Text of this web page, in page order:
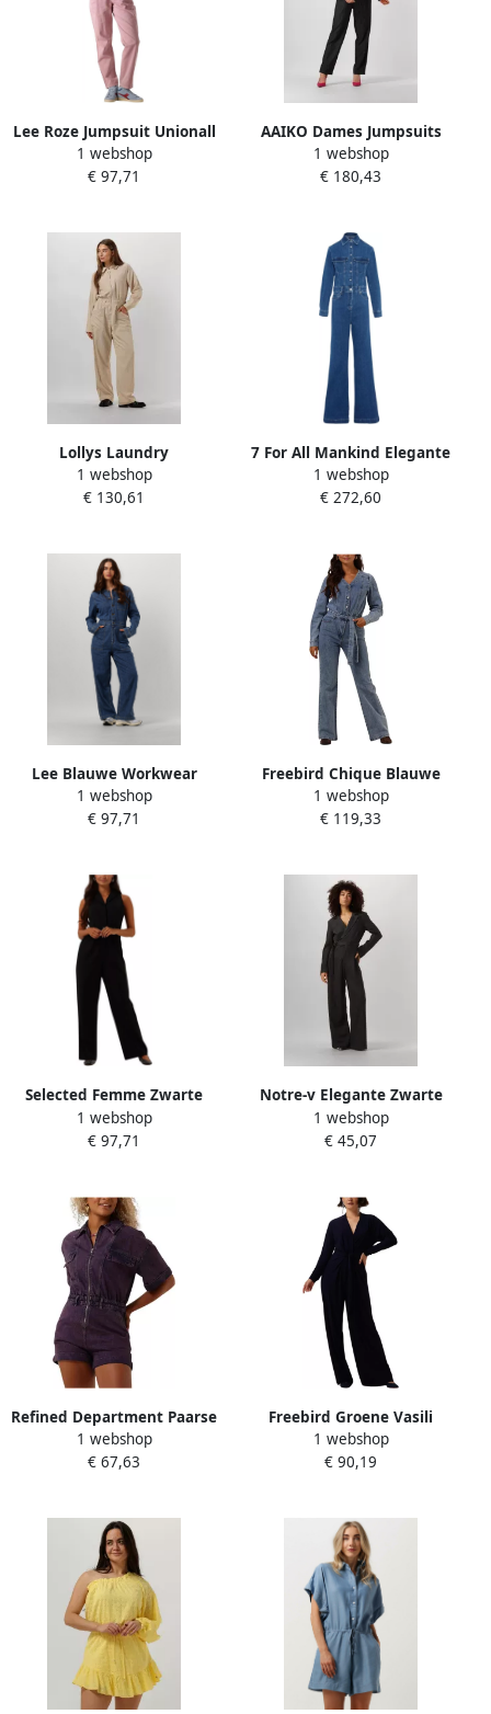
Lee Roze Jumpsuit Unionall
Stijl Pink Dames
1 webshop
€ 97,71
AAIKO Dames Jumpsuits
Jessie Pinstripe Vis 548
Zwart
1 webshop
€ 180,43
Lollys Laundry
Zandkleurige jumpsuit voor
veelzijdige styling Beige
1 webshop
€ 130,61
7 For All Mankind Elegante
Blauwe Jumpsuit Luxe Lady
Blue Dames
1 webshop
€ 272,60
Lee Blauwe Workwear
Unionall Jumpsuit Blue
Dames
1 webshop
€ 97,71
Freebird Chique Blauwe
Jumpsuit Josslyn Stijl Blue
Dames
1 webshop
€ 119,33
Selected Femme Zwarte
Slfadara Jumpsuit Elegant
Tijdloos Black Dames
1 webshop
€ 97,71
Notre-v Elegante Zwarte
Jumpsuit voor Vrouwen
Black Dames
1 webshop
€ 45,07
Refined Department Paarse
Kate Jumpsuit Purple
Dames
1 webshop
€ 67,63
Freebird Groene Vasili
Jumpsuit Stijlvol Comfort
Blue Dames
1 webshop
€ 90,19